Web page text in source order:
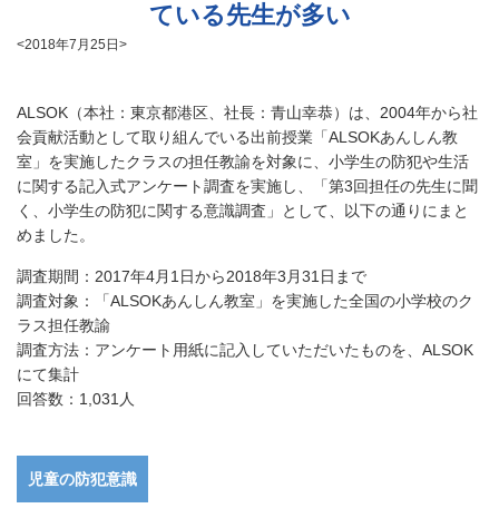
ている先生が多い
<2018年7月25日>
ALSOK（本社：東京都港区、社長：青山幸恭）は、2004年から社
会貢献活動として取り組んでいる出前授業「ALSOKあんしん教
室」を実施したクラスの担任教諭を対象に、小学生の防犯や生活
に関する記入式アンケート調査を実施し、「第3回担任の先生に聞
く、小学生の防犯に関する意識調査」として、以下の通りにまと
めました。
調査期間：2017年4月1日から2018年3月31日まで
調査対象：「ALSOKあんしん教室」を実施した全国の小学校のク
ラス担任教諭
調査方法：アンケート用紙に記入していただいたものを、ALSOK
にて集計
回答数：1,031人
児童の防犯意識